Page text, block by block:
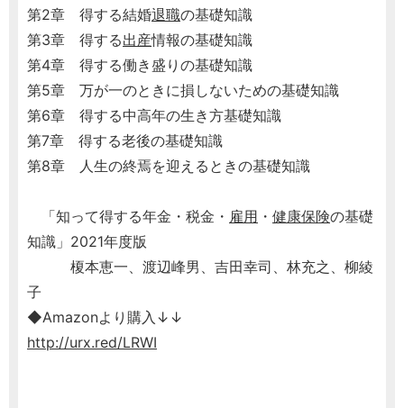
第2章 得する結婚退職の基礎知識
第3章 得する出産情報の基礎知識
第4章 得する働き盛りの基礎知識
第5章 万が一のときに損しないための基礎知識
第6章 得する中高年の生き方基礎知識
第7章 得する老後の基礎知識
第8章 人生の終焉を迎えるときの基礎知識
「知って得する年金・税金・ 雇用 ・ 健康保険の基礎
知識」2021年度版
榎本恵一、渡辺峰男、吉田幸司、林充之、柳綾
子
◆Amazonより購入↓↓
http://urx.red/LRWI